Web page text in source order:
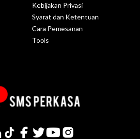
Kebijakan Privasi
Syarat dan Ketentuan
Cara Pemesanan
Tools